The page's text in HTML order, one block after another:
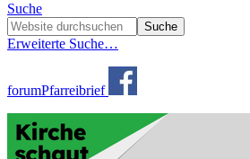
Suche
Erweiterte Suche…
forumPfarreibrief